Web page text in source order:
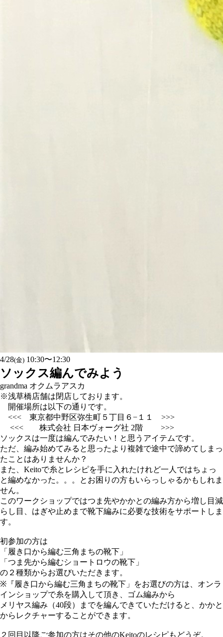
4/28(金) 10:30〜12:30
ソックス編んでみよう
grandma オクムラアスカ
※浅草橋店舗は閉店しております。
開催場所は以下の通りです。
<<< 東京都中野区弥生町５丁目６−１１ >>>
<<< 株式会社 日本ヴォーグ社 2階 >>>
ソックスは一度は編んでみたい！と思うアイテムです。
ただ、編み始めてみると思ったより複雑で途中で諦めてしまっ
たことはありませんか？
また、Keitoで糸とレシピを手に入れたけれど一人ではちょっ
と編めなかった。。。とお困りの方もいらっしゃるかもしれま
せん。
このワークショップではつま先やかかとの編み方から増し目減
らし目、はぎや止めまで靴下編みに必要な技術をサポートしま
す。
初参加の方は
「履き口から編む三角まちの靴下」
「つま先から編むショートロウの靴下」
の２種類からお選びいただきます。
※『履き口から編む三角まちの靴下」をお選びの方は、オンラ
インショップで糸を購入して頂き、ゴム編みから
メリヤス編み（40段）までを編んできていただけると、かかと
からレクチャーすることができます。
２回目以降ご参加の方はその他のKeitoのレシピもどうぞ。